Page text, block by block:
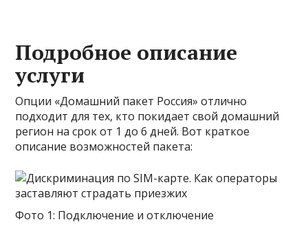
Подробное описание
услуги
Опции «Домашний пакет Россия» отлично
подходит для тех, кто покидает свой домашний
регион на срок от 1 до 6 дней. Вот краткое
описание возможностей пакета:
Фото 1: Подключение и отключение